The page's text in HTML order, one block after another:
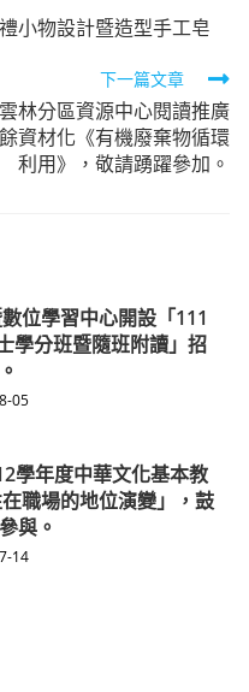
小物設計暨造型手工皂
下一篇文章
林分區資源中心閱讀推廣
資材化《有機廢棄物循環
利用》，敬請踴躍參加。
位學習中心開設「111
學分班暨隨班附讀」招
05
學年度中華文化基本教
職場的地位演變」，鼓
與。
14